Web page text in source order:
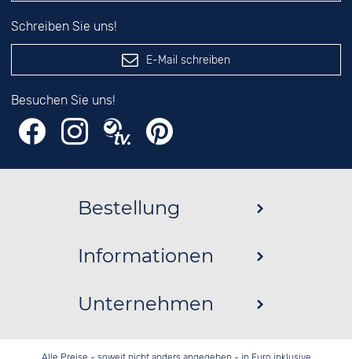
Schreiben Sie uns!
E-Mail schreiben
Besuchen Sie uns!
Bestellung
Informationen
Unternehmen